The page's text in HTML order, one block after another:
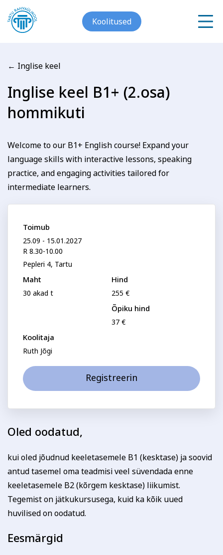
Koolitused
Tekstiil ja käsitöö
Meist
Kontakt
Blogi
Projektid
Facebook
← Inglise keel
Inglise keel B1+ (2.osa)
hommikuti
Welcome to our B1+ English course! Expand your
language skills with interactive lessons, speaking
practice, and engaging activities tailored for
intermediate learners.
Toimub
25.09 - 15.01.2027
R 8.30-10.00
Pepleri 4, Tartu
Maht
30 akad t
Hind
255 €
Õpiku hind
37 €
Koolitaja
Ruth Jõgi
Registreerin
Oled oodatud,
kui oled jõudnud keeletasemele B1 (kesktase) ja soovid
antud tasemel oma teadmisi veel süvendada enne
keeletasemele B2 (kõrgem kesktase) liikumist.
Tegemist on jätkukursusega, kuid ka kõik uued
huvilised on oodatud.
Eesmärgid
Registreerin koolitusele
Inglise keel B1+ (2.osa)
hommikuti
Eesnimi
Perenimi
Telefon
Tasumine
Tasub teine isik
Tasub muu asutus
(Nt ettevõte, omavalitsus vm)
Koolitusel osalemiseks tuleb õppetasu tasuda arvel